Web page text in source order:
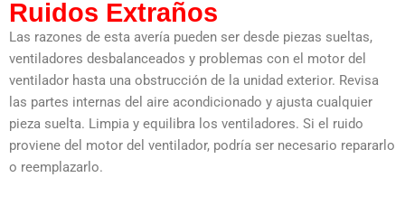
Ruidos Extraños
Las razones de esta avería pueden ser desde piezas sueltas,
ventiladores desbalanceados y problemas con el motor del
ventilador hasta una obstrucción de la unidad exterior. Revisa
las partes internas del aire acondicionado y ajusta cualquier
pieza suelta. Limpia y equilibra los ventiladores. Si el ruido
proviene del motor del ventilador, podría ser necesario repararlo
o reemplazarlo.